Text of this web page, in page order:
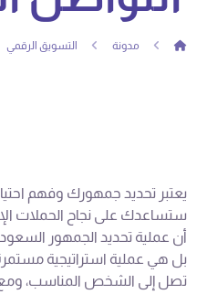
مدونة التسويق الرقمي
يعتبر تحديد جمهورك وفهم
ستساعدك على نجاح الحملات
أن عملية تحديد الجمهور
بل هي عملية استراتيجية
تصل إلى الشخص المناسب، ومع